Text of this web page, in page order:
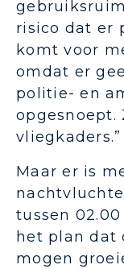
risico dat er
komt voor
omdat er
politie- en
vliegkaders.”
Maar er is
tussen
het plan dat
mogen